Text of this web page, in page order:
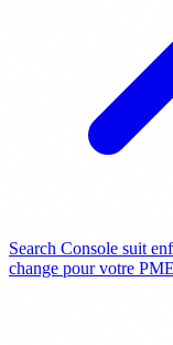
Search Console suit
change pour votre PME